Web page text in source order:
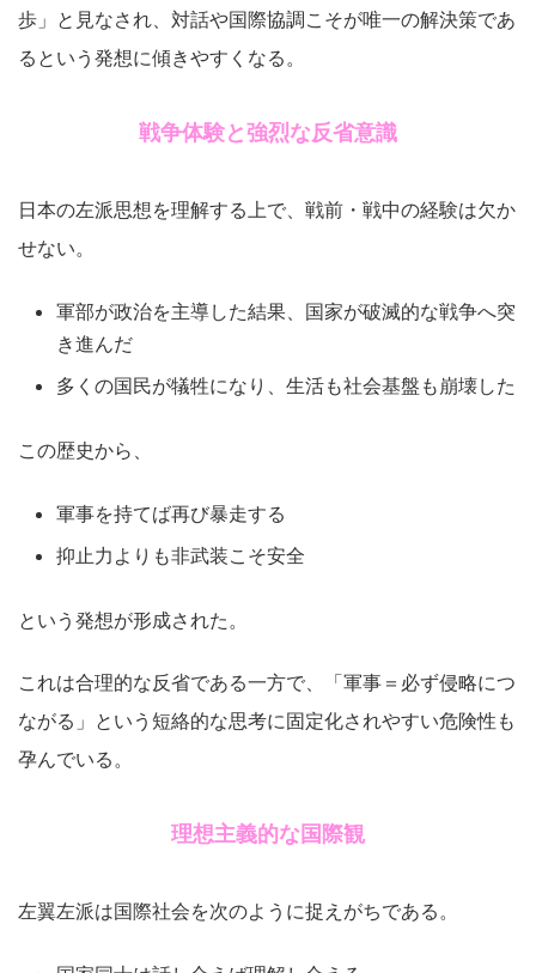
歩」と見なされ、対話や国際協調こそが唯一の解決策であ
るという発想に傾きやすくなる。
戦争体験と強烈な反省意識
日本の左派思想を理解する上で、戦前・戦中の経験は欠か
せない。
軍部が政治を主導した結果、国家が破滅的な戦争へ突
き進んだ
多くの国民が犠牲になり、生活も社会基盤も崩壊した
この歴史から、
軍事を持てば再び暴走する
抑止力よりも非武装こそ安全
という発想が形成された。
これは合理的な反省である一方で、「軍事＝必ず侵略につ
ながる」という短絡的な思考に固定化されやすい危険性も
孕んでいる。
理想主義的な国際観
左翼左派は国際社会を次のように捉えがちである。